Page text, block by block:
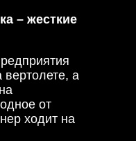
– жесткие
а
от
ходит на